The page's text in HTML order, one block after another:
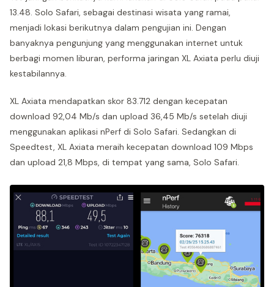
13.48. Solo Safari, sebagai destinasi wisata yang ramai,
menjadi lokasi berikutnya dalam pengujian ini. Dengan
banyaknya pengunjung yang menggunakan internet untuk
berbagi momen liburan, performa jaringan XL Axiata perlu diuji
kestabilannya.
XL Axiata mendapatkan skor 83.712 dengan kecepatan
download 92,04 Mb/s dan upload 36,45 Mb/s setelah diuji
menggunakan aplikasi nPerf di Solo Safari. Sedangkan di
Speedtest, XL Axiata meraih kecepatan download 109 Mbps
dan upload 21,8 Mbps, di tempat yang sama, Solo Safari.